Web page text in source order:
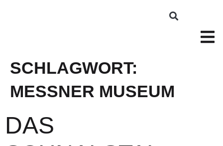
SCHLAGWORT:
MESSNER MUSEUM
DAS